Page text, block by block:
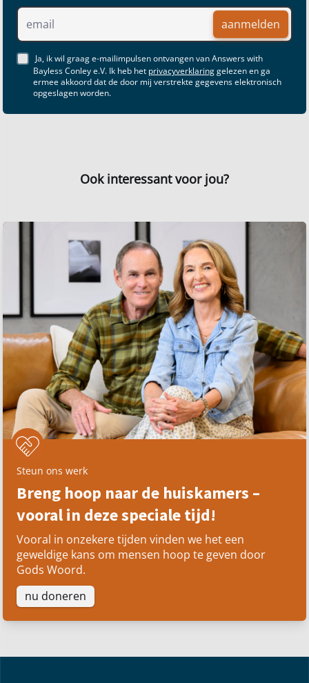
aanmelden
Ja, ik wil graag e-mailimpulsen ontvangen van Answers with
Bayless Conley e.V. Ik heb het privacyverklaringgelezen en ga
ermee akkoord dat de door mij verstrekte gegevens elektronisch
opgeslagen worden.
Ook interessant voor jou?
Steun ons werk
Breng hoop naar de huiskamers –
vooral in deze speciale tijd!
Vooral in onzekere tijden vinden we het een
geweldige kans om mensen hoop te geven door
Gods Woord.
nu doneren